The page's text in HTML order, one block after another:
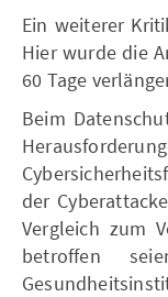
Ein weiterer
Hier wurde die
60 Tage
Beim
der
Vergleich zum
betroffen